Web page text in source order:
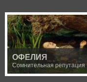
ОФЕЛИЯ
Сомнительная репутация